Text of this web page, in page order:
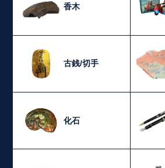
香木
古銭/切手
化石